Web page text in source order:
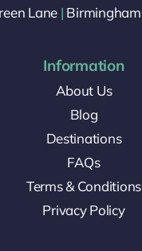
Lane | Birmingham
Information
About Us
Blog
Destinations
FAQs
Terms & Conditions
Privacy Policy